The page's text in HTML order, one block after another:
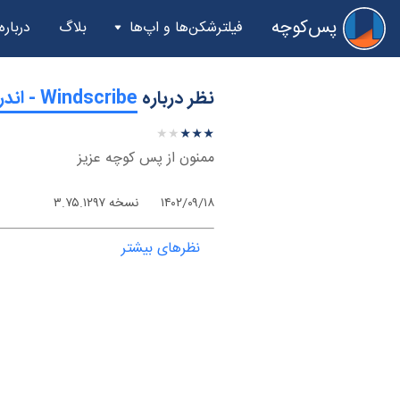
پس‌کوچه فیلترشکن‌ها و اپ‌ها بلاگ
نظر درباره ‫Windscribe - اندروید
★★★★★
★
★
★
★
★
ممنون از پس کوچه عزیز
۱۴۰۲/۰۹/۱۸ نسخه ۳.۷۵.۱۲۹۷
نظرهای بیشتر